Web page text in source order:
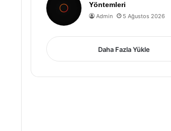
Yöntemleri
Admin 5 Ağustos 2026
Daha Fazla Yükle